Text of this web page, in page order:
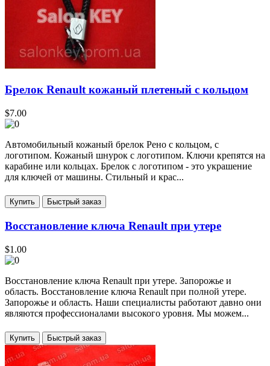
Брелок Renault кожаный плетеный c кольцом
$7.00
Автомобильный кожаный брелок Рено с кольцом, с
логотипом. Кожаный шнурок с логотипом. Ключи крепятся на
карабине или кольцах. Брелок с логотипом - это украшение
для ключей от машины. Стильный и крас...
Купить
Восстановление ключа Renault при утере
$1.00
Восстановление ключа Renault при утере. Запорожье и
область. Восстановление ключа Renault при полной утере.
Запорожье и область. Наши специалисты работают давно они
являются профессионалами высокого уровня. Мы можем...
Купить